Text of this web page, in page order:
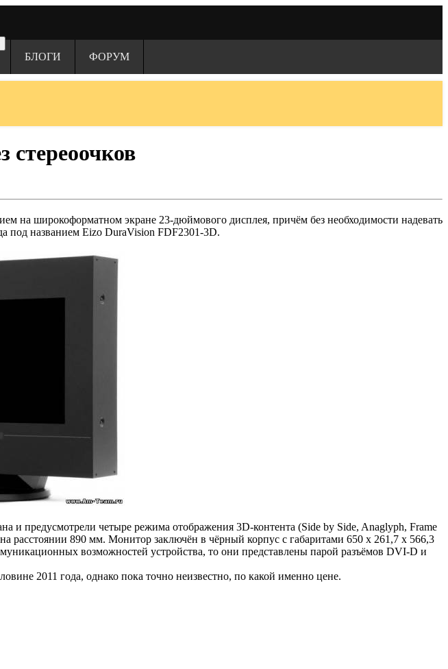
БЛОГИ ФОРУМ
на широкоформатном экране 23-дюймового дисплея, причём без необходимости надевать
под названием Eizo DuraVision FDF2301-3D.
и предусмотрели четыре режима отображения 3D-контента (Side by Side, Anaglyph, Frame
расстоянии 890 мм. Монитор заключён в чёрный корпус с габаритами 650 х 261,7 х 566,3
возможностей устройства, то они представлены парой разъёмов DVI-D и
2011 года, однако пока точно неизвестно, по какой именно цене.